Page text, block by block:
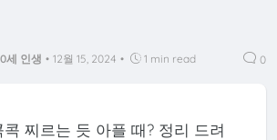
세 인생 • 12월 15, 2024 • 1 min read 0
찌르는 듯 아플 때? 정리 드려